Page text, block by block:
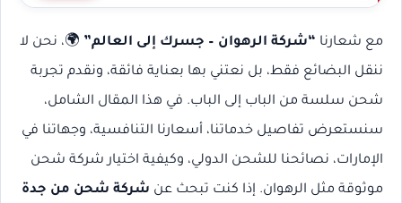
مع شعارنا “شركة الرهوان – جسرك إلى العالم” 🌍، نحن لا
ننقل البضائع فقط، بل نعتني بها بعناية فائقة، ونقدم تجربة
شحن سلسة من الباب إلى الباب. في هذا المقال الشامل،
سنستعرض تفاصيل خدماتنا، أسعارنا التنافسية، وجهاتنا في
الإمارات، نصائحنا للشحن الدولي، وكيفية اختيار شركة شحن
موثوقة مثل الرهوان. إذا كنت تبحث عن شركة شحن من جدة